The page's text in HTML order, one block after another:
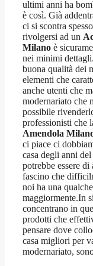
ultimi anni ha
è così. Già
ci si scontra
rivolgersi ad un
Milano è
nei minimi
buona qualità dei
elementi che
anche utenti che
modernariato che
possibile
professionisti che
Amendola
ci piace ci
casa degli anni
potrebbe essere
fascino che
noi ha una
maggiormente.In
concentrano in
prodotti che
pensare dove
casa migliori per
modernariato,